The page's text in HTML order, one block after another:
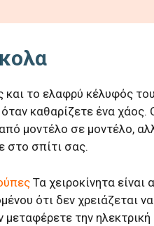
το ελαφρύ κέλυφός
καθαρίζετε ένα χάος.
μοντέλο σε μοντέλο,
στο σπίτι σας.
Τα χειροκίνητα
ότι δεν χρειάζεται
μεταφέρετε την